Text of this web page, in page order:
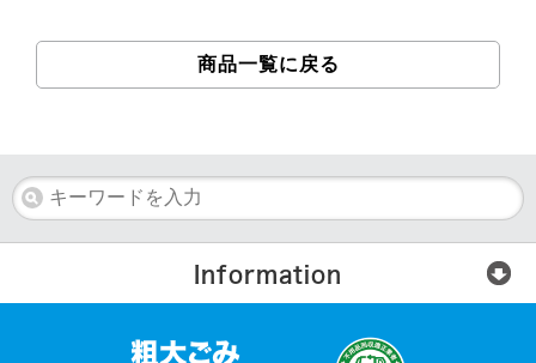
商品一覧に戻る
Information